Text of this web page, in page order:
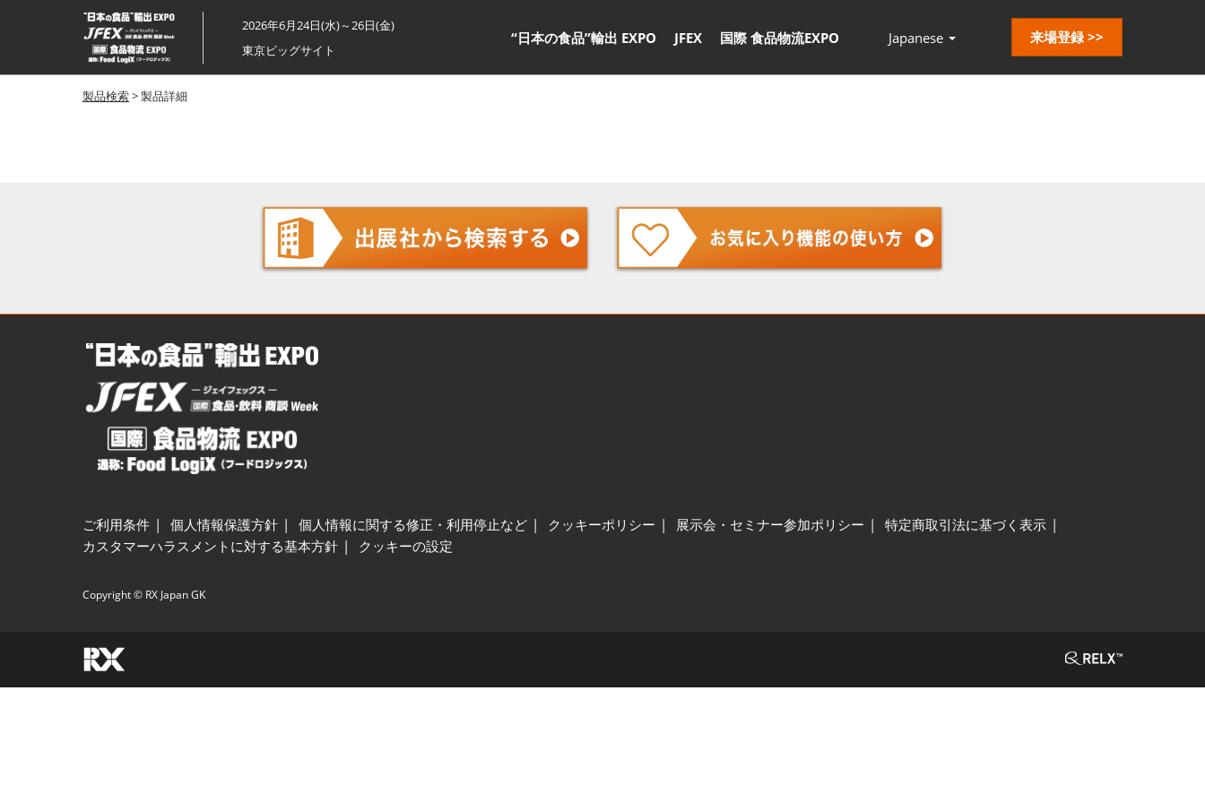
ス
キ
ッ
プ
し
2026年6月24日(水)～26日(金)
東京ビッグサイト
“日本の食品”輸出 EXPO JFEX 国際 食品物流EXPO Japanese 来場登録 >>
製品検索> 製品詳細
ご利用条件 個人情報保護方針 個人情報に関する修正・利用停止など クッキーポリシー 展示会・セミナー参加ポリシー
特定商取引法に基づく表示
カスタマーハラスメントに対する基本方針
クッキーの設定
Copyright © RX Japan GK